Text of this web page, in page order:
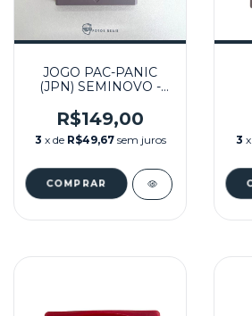
JOGO PAC-PANIC
(JPN) SEMINOVO -
R$149,00
3 x de R$49,67 sem juros 3